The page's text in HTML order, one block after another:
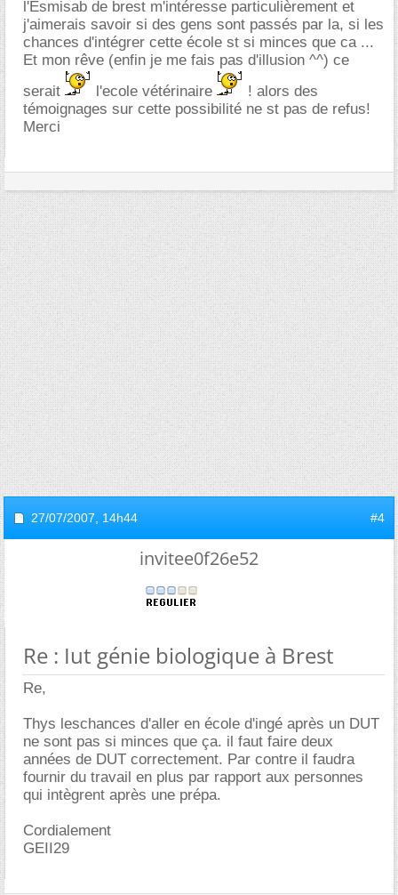
l'Esmisab de brest m'intéresse particulièrement et
j'aimerais savoir si des gens sont passés par la, si les
chances d'intégrer cette école st si minces que ca ...
Et mon rêve (enfin je me fais pas d'illusion ^^) ce
serait
l'ecole vétérinaire
! alors des
témoignages sur cette possibilité ne st pas de refus!
Merci
27/07/2007, 14h44 #4
invitee0f26e52
Re : Iut génie biologique à Brest
Re,
Thys leschances d'aller en école d'ingé après un DUT
ne sont pas si minces que ça. il faut faire deux
années de DUT correctement. Par contre il faudra
fournir du travail en plus par rapport aux personnes
qui intègrent après une prépa.
Cordialement
GEII29